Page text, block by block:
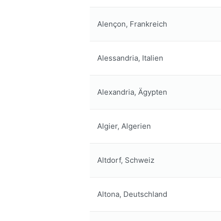
Alençon, Frankreich
Alessandria, Italien
Alexandria, Ägypten
Algier, Algerien
Altdorf, Schweiz
Altona, Deutschland